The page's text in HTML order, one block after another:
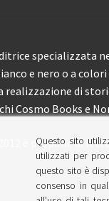
specializzata
e nero o a
realizzazione di
Cosmo Books e
e propone ai
Questo sito
utilizzati per
questo sito è
consenso in